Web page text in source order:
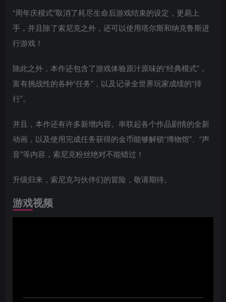
“周年庆模式”取消了耗尽生命后游戏结束的设定，更易上
手，并且除了索尼克之外，还可以使用塔尔斯和纳克鲁斯进
行游戏！
除此之外，本作还包含了游戏体验原汁原味的“经典模式”，
富有挑战性的各种“任务”，以及记录全世界玩家成绩的“排
行”。
并且，本作还有许多新增内容。串联起各个作品剧情的全新
动画，以及使用完成任务获得的金币能够解锁“博物馆”、“声
音”等内容，索尼克粉丝绝对不能错过！
升级归来，索尼克与伙伴们的冒险，敬请期待。
游戏视频